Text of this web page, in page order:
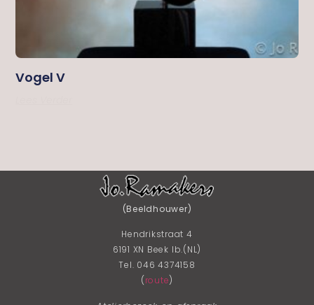
Vogel V
(Beeldhouwer)
Hendrikstraat 4
6191 XN Beek lb.(NL)
Tel. 046 4374158
(route)